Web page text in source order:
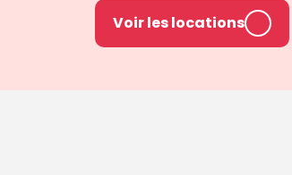
Voir les locations